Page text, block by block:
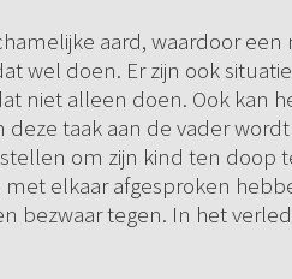
aard, waardoor
wel doen. Er zijn ook
niet alleen doen. Ook kan
taak aan de vader
om zijn kind ten doop
elkaar afgesproken
bezwaar tegen. In het